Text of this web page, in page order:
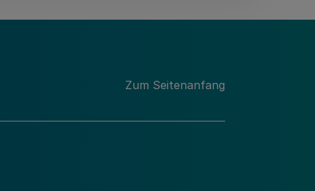
Zum Seitenanfang